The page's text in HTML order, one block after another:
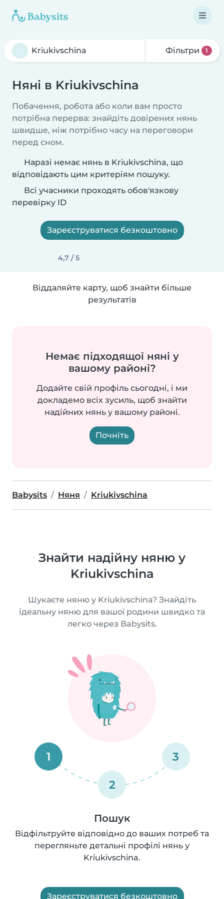
Фільтри 1
Няні в Kriukivschina
Побачення, робота або коли вам просто
потрібна перерва: знайдіть довірених нянь
швидше, ніж потрібно часу на переговори
перед сном.
Наразі немає нянь в Kriukivschina, що
відповідають цим критеріям пошуку.
Всі учасники проходять обов'язкову
перевірку ID
Зареєструватися безкоштовно
4,7 / 5
Віддаляйте карту, щоб знайти більше
результатів
Немає підходящої няні у
вашому районі?
Додайте свій профіль сьогодні, і ми
докладемо всіх зусиль, щоб знайти
надійних нянь у вашому районі.
Почніть
Babysits Няня Kriukivschina
Знайти надійну няню у
Kriukivschina
Шукаєте няню у Kriukivschina? Знайдіть
ідеальну няню для вашої родини швидко та
легко через Babysits.
1
2
3
Пошук
Відфільтруйте відповідно до ваших потреб та
перегляньте детальні профілі нянь у
Kriukivschina.
Зареєструватися безкоштовно